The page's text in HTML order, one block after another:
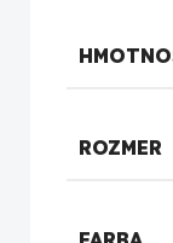
ROZMER